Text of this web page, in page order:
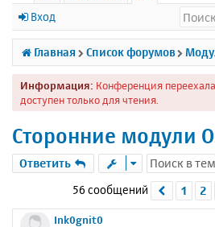
с
ы
л
к
р
у
м
Вход
Главная Список форумов
Информация: Конференция
доступен только для чтения.
Сторонние модули
Ответить
56 сообщений Пред.
1 2
Ink0gnit0